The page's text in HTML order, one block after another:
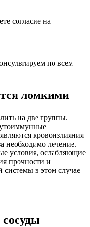
согласие на
по всем
ломкими
на две группы.
кровоизлияния
необходимо лечение.
условия, ослабляющие
прочности и
системы в этом случае